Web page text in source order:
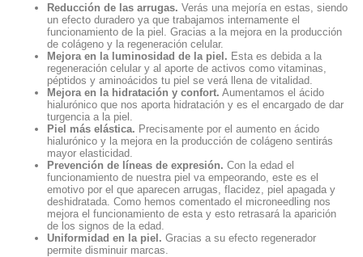
Reducción de las arrugas. Verás una mejoría en estas, siendo
un efecto duradero ya que trabajamos internamente el
funcionamiento de la piel. Gracias a la mejora en la producción
de colágeno y la regeneración celular.
Mejora en la luminosidad de la piel. Esta es debida a la
regeneración celular y al aporte de activos como vitaminas,
péptidos y aminoácidos tu piel se verá llena de vitalidad.
Mejora en la hidratación y confort. Aumentamos el ácido
hialurónico que nos aporta hidratación y es el encargado de dar
turgencia a la piel.
Piel más elástica. Precisamente por el aumento en ácido
hialurónico y la mejora en la producción de colágeno sentirás
mayor elasticidad.
Prevención de líneas de expresión. Con la edad el
funcionamiento de nuestra piel va empeorando, este es el
emotivo por el que aparecen arrugas, flacidez, piel apagada y
deshidratada. Como hemos comentado el microneedling nos
mejora el funcionamiento de esta y esto retrasará la aparición
de los signos de la edad.
Uniformidad en la piel. Gracias a su efecto regenerador
permite disminuir marcas.